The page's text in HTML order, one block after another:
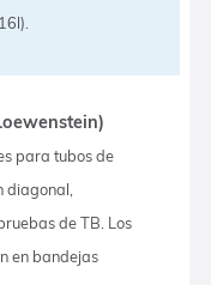
para tubos de
diagonal,
de TB. Los
en bandejas